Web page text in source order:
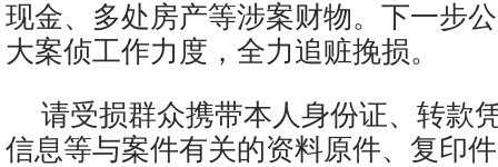
现金、多处房产等涉案财物。下一步
大案侦工作力度，全力追赃挽损。
请受损群众携带本人身份证、转款
信息等与案件有关的资料原件、复印